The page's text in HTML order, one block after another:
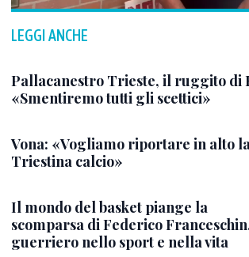
LEGGI ANCHE
Pallacanestro Trieste, il ruggito di
«Smentiremo tutti gli scettici»
Vona: «Vogliamo riportare in alto
Triestina calcio»
Il mondo del basket piange la
scomparsa di Federico
guerriero nello sport e nella vita